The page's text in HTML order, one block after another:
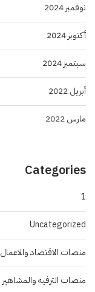
نوفمبر 2024
أكتوبر 2024
سبتمبر 2024
أبريل 2022
مارس 2022
Categories
1
Uncategorized
منصات الاقتصاد والاعمال
منصات الترفيه والمشاهير